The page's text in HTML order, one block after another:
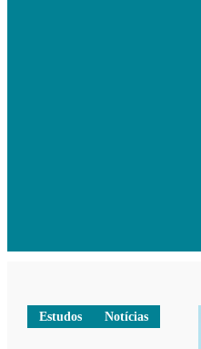
Estudos Notícias